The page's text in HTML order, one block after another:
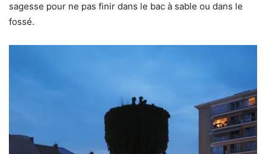
sagesse pour ne pas finir dans le bac à sable ou dans le
fossé.